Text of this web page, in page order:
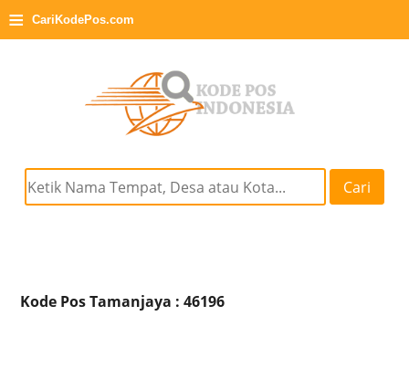
≡ CariKodePos.com
Cari
Kode Pos Tamanjaya : 46196